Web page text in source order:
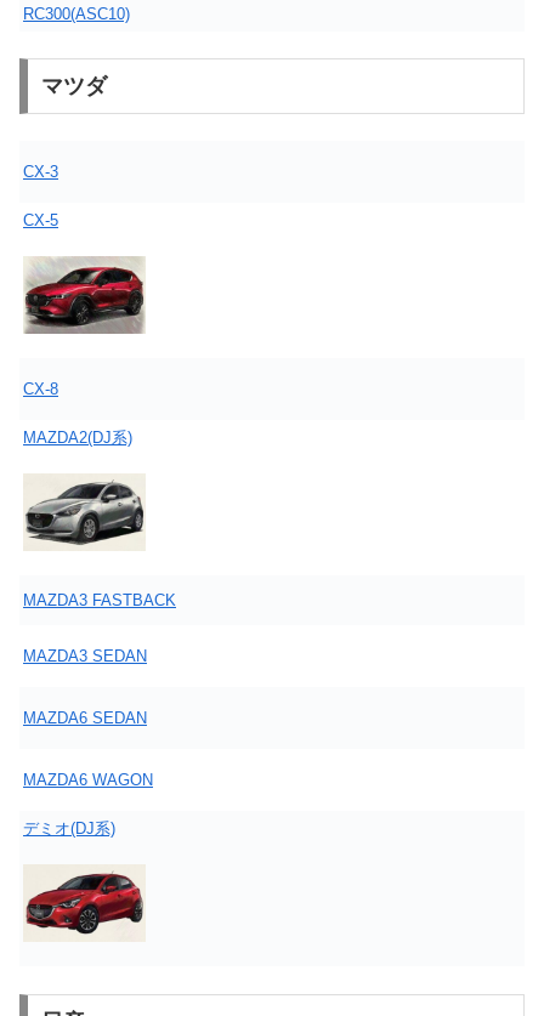
RC300(ASC10)
マツダ
CX-3
CX-5
CX-8
MAZDA2(DJ系)
MAZDA3 FASTBACK
MAZDA3 SEDAN
MAZDA6 SEDAN
MAZDA6 WAGON
デミオ(DJ系)